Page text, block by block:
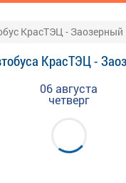
КрасТЭЦ - Заозерный
КрасТЭЦ -
06 августа
четверг